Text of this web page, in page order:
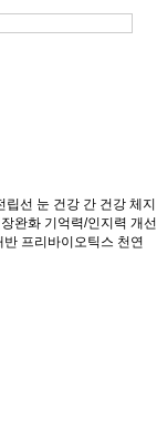
립선 눈 건강 간 건강 체지
완화 기억력/인지력 개선
반 프리바이오틱스 천연